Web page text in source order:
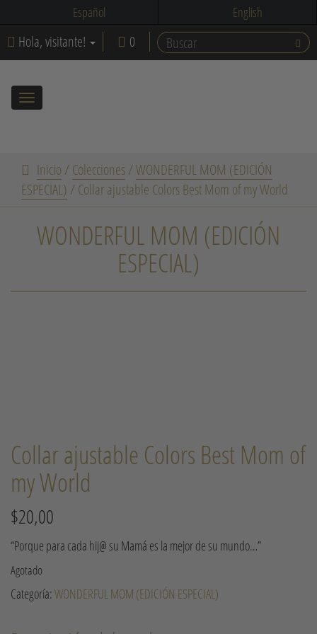
Español English
Hola, visitante! 0
Toggle
Inicio/Colecciones/WONDERFUL MOM (EDICIÓN
ESPECIAL) /Collar ajustable Colors Best Mom of my World
WONDERFUL MOM (EDICIÓN
ESPECIAL)
Collar ajustable Colors Best Mom of
my World
$20,00
“Porque para cada hij@ su Mamá es la mejor de su mundo…”
Agotado
Categoría:WONDERFUL MOM (EDICIÓN ESPECIAL)